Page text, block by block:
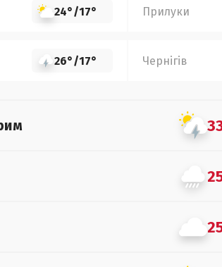
24°/17° Прилуки
26°/17° Чернігів